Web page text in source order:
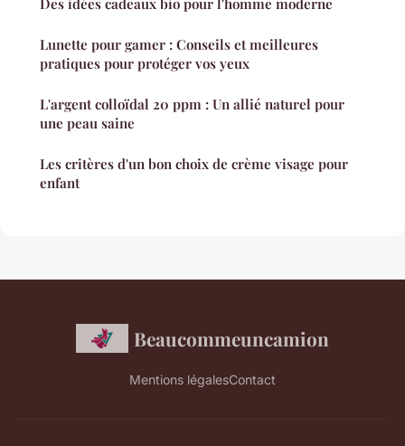
Lunette pour gamer : Conseils et meilleures
pratiques pour protéger vos yeux
L'argent colloïdal 20 ppm : Un allié naturel pour
une peau saine
Les critères d'un bon choix de crème visage pour
enfant
Beaucommeuncamion
Mentions légalesContact